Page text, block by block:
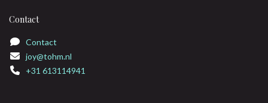
Contact
Contact
joy@tohm.nl
+31 613114941